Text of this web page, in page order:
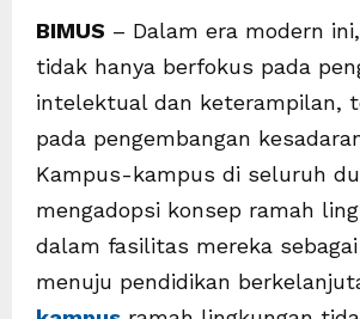
BIMUS – Dalam era modern
tidak hanya berfokus pada
intelektual dan keterampilan,
pada pengembangan
Kampus-kampus di seluruh
mengadopsi konsep ramah
dalam fasilitas mereka
menuju pendidikan